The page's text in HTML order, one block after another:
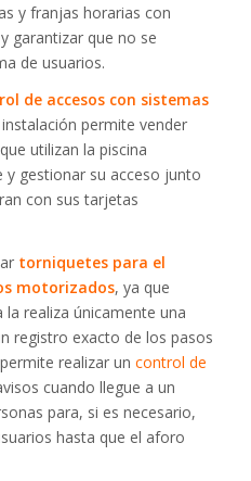
y franjas horarias con
garantizar que no se
de usuarios.
de accesos con sistemas
permite vender
utilizan la piscina
gestionar su acceso junto
con sus tarjetas
torniquetes para el
motorizados, ya que
la realiza únicamente una
registro exacto de los pasos
realizar un control de
cuando llegue a un
para, si es necesario,
hasta que el aforo